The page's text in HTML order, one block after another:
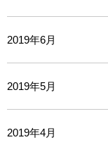
2019年6月
2019年5月
2019年4月